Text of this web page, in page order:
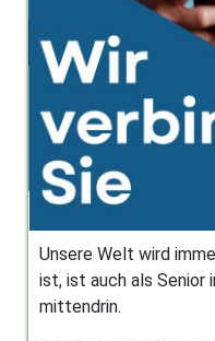
Unsere Welt wird
ist, ist auch als Senior
mittendrin.